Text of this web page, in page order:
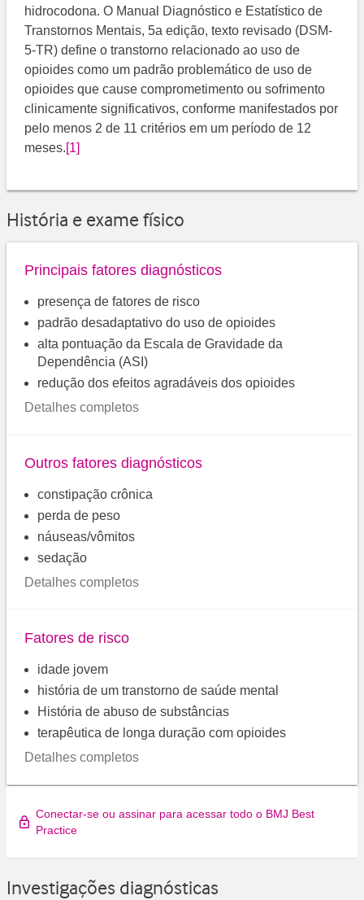
hidrocodona. O Manual Diagnóstico e Estatístico de
Transtornos Mentais, 5a edição, texto revisado (DSM-
5-TR) define o transtorno relacionado ao uso de
opioides como um padrão problemático de uso de
opioides que cause comprometimento ou sofrimento
clinicamente significativos, conforme manifestados por
pelo menos 2 de 11 critérios em um período de 12
meses.[1]
História e exame físico
Principais fatores diagnósticos
presença de fatores de risco
padrão desadaptativo do uso de opioides
alta pontuação da Escala de Gravidade da
Dependência (ASI)
redução dos efeitos agradáveis dos opioides
Detalhes completos
Outros fatores diagnósticos
constipação crônica
perda de peso
náuseas/vômitos
sedação
Detalhes completos
Fatores de risco
idade jovem
história de um transtorno de saúde mental
História de abuso de substâncias
terapêutica de longa duração com opioides
Detalhes completos
Conectar-se ou assinar para acessar todo o BMJ Best
Practice
Investigações diagnósticas